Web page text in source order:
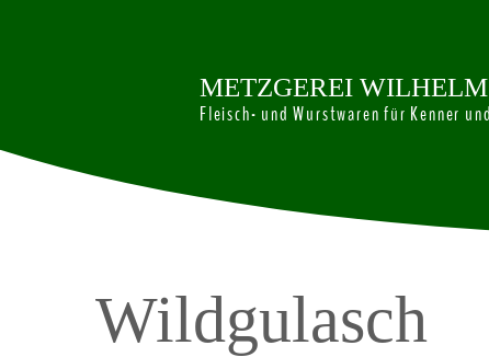
METZGEREI WILHELM
Fleisch- und Wurstwaren für Kenner
Wildgulasch